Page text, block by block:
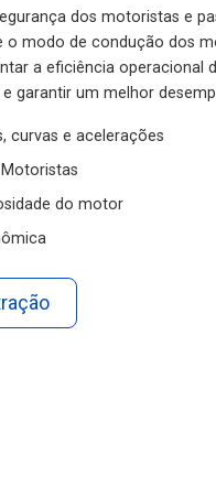
dos motoristas e
o modo de condução dos
a eficiência operacional
garantir um melhor
curvas e acelerações
do motor